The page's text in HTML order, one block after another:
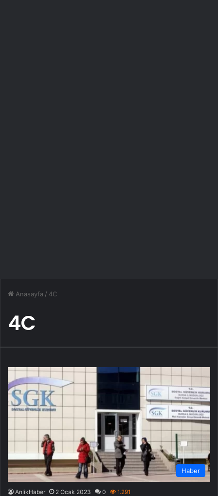
Anasayfa / 4C
4C
Haber
AnlikHaber 2 Ocak 2023 0 1.291